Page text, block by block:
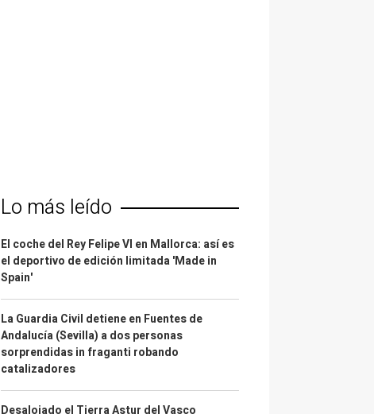
Lo más leído
El coche del Rey Felipe VI en Mallorca: así es
el deportivo de edición limitada 'Made in
Spain'
La Guardia Civil detiene en Fuentes de
Andalucía (Sevilla) a dos personas
sorprendidas in fraganti robando
catalizadores
Desalojado el Tierra Astur del Vasco